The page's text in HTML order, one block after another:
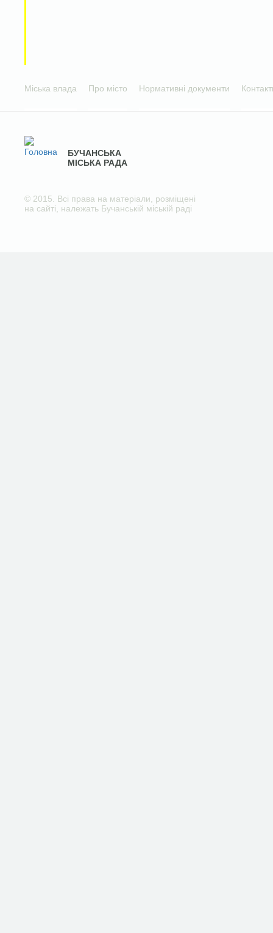
Міська влада Про місто Нормативні документи
БУЧАНСЬКА
МІСЬКА РАДА
© 2015. Всі права на матеріали, розміщені
на сайті, належать Бучанській міській раді